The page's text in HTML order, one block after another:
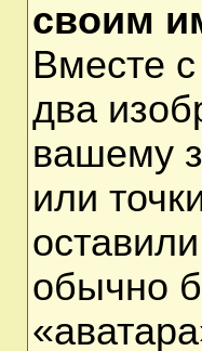
своим
Вместе
два
вашему
или
обычно